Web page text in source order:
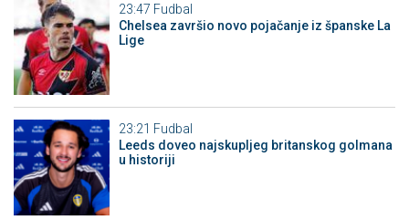
23:47 Fudbal
Chelsea završio novo pojačanje iz španske La
Lige
23:21 Fudbal
Leeds doveo najskupljeg britanskog golmana
u historiji